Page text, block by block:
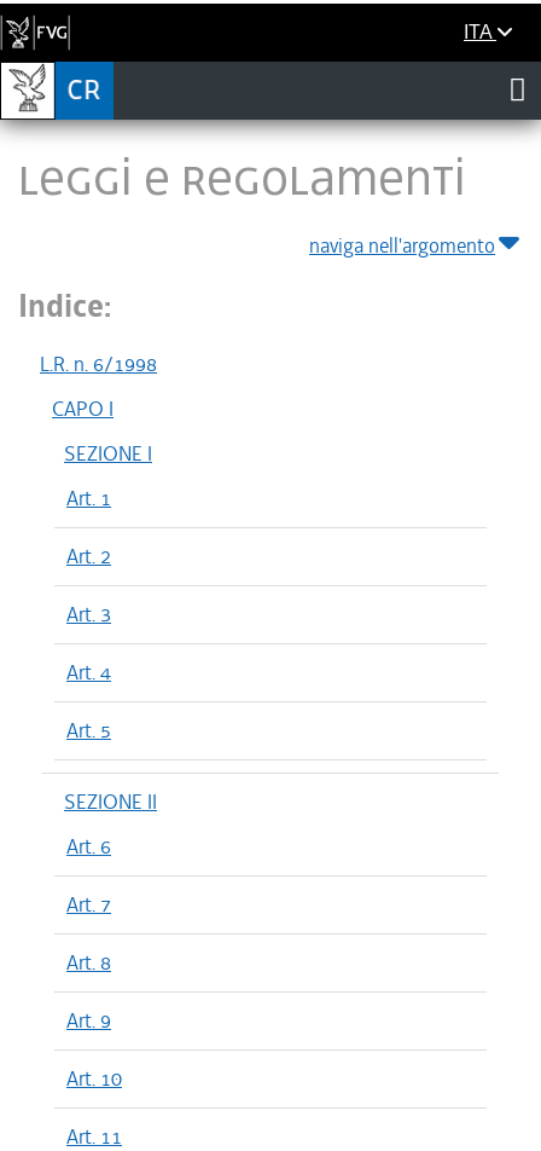
ITA
LEGGI E REGOLAMENTI
naviga nell'argomento
Indice:
L.R. n. 6/1998
CAPO I
SEZIONE I
Art. 1
Art. 2
Art. 3
Art. 4
Art. 5
SEZIONE II
Art. 6
Art. 7
Art. 8
Art. 9
Art. 10
Art. 11